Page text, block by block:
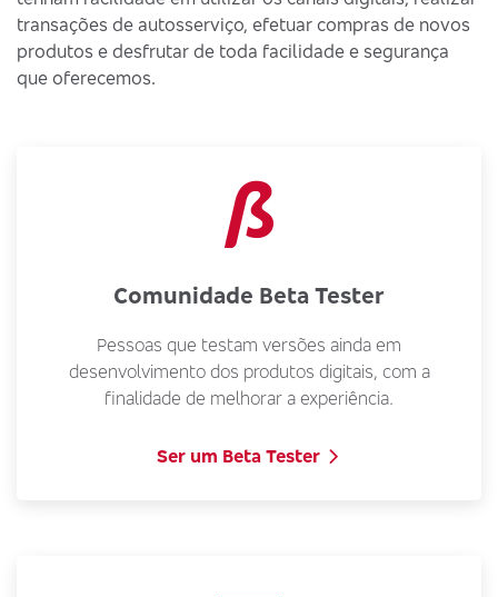
transações de autosserviço, efetuar compras de novos
produtos e desfrutar de toda facilidade e segurança
que oferecemos.
Comunidade Beta Tester
Pessoas que testam versões ainda em
desenvolvimento dos produtos digitais, com a
finalidade de melhorar a experiência.
Ser um Beta Tester